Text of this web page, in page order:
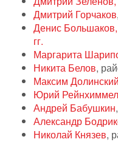
Дмитрий Горчаков
Денис
гг.
Маргарита
Никита Белов,
Максим Долинский
Юрий
Андрей Бабушкин
Александр
Николай Князев,